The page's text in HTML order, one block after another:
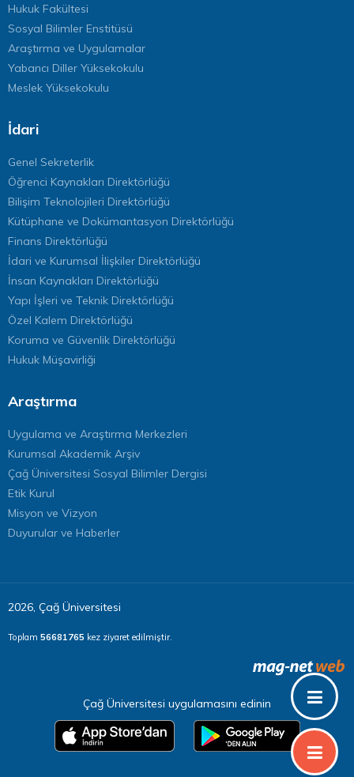
Hukuk Fakültesi
Sosyal Bilimler Enstitüsü
Araştırma ve Uygulamalar
Yabancı Diller Yüksekokulu
Meslek Yüksekokulu
İdari
Genel Sekreterlik
Öğrenci Kaynakları Direktörlüğü
Bilişim Teknolojileri Direktörlüğü
Kütüphane ve Dokümantasyon Direktörlüğü
Finans Direktörlüğü
İdari ve Kurumsal İlişkiler Direktörlüğü
İnsan Kaynakları Direktörlüğü
Yapı İşleri ve Teknik Direktörlüğü
Özel Kalem Direktörlüğü
Koruma ve Güvenlik Direktörlüğü
Hukuk Müşavirliği
Araştırma
Uygulama ve Araştırma Merkezleri
Kurumsal Akademik Arşiv
Çağ Üniversitesi Sosyal Bilimler Dergisi
Etik Kurul
Misyon ve Vizyon
Duyurular ve Haberler
2026, Çağ Üniversitesi
Toplam 56681765 kez ziyaret edilmiştir.
Çağ Üniversitesi uygulamasını edinin